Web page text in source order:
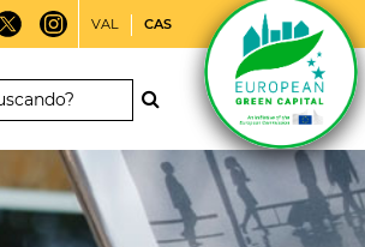
VAL CAS